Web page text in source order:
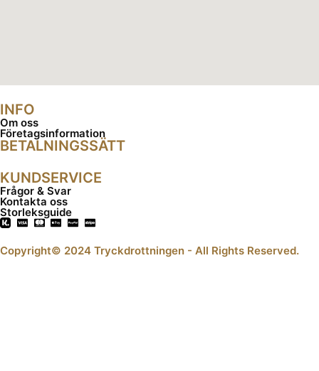
INFO
Om oss
Företagsinformation
BETALNINGSSÄTT
KUNDSERVICE
Frågor & Svar
Kontakta oss
Storleksguide
Copyright© 2024 Tryckdrottningen - All Rights Reserved.